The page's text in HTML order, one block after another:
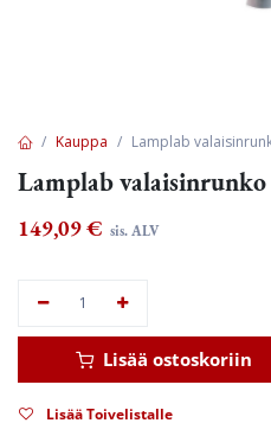
Kauppa Lamplab
Lamplab
149,09€ sis. ALV
Lisää ostoskoriin
Lisää Toivelistalle